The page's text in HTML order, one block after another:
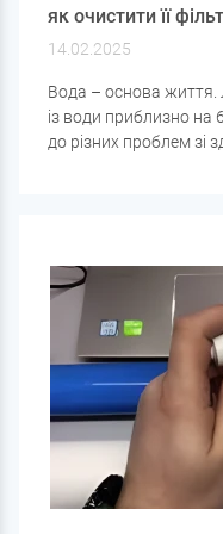
як очистити її
14.02.2025
Вода – основа життя.
із води приблизно на
до різних проблем зі
безпечною та